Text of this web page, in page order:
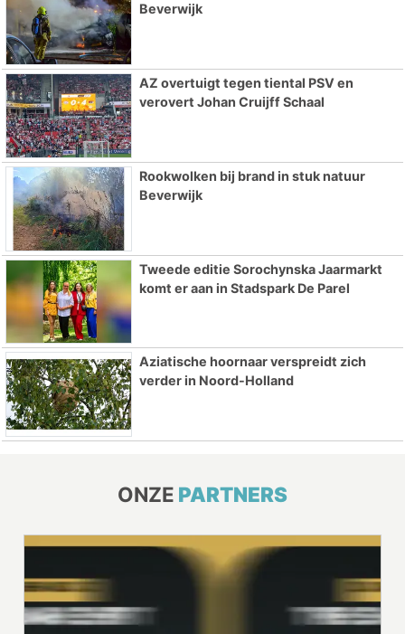
Beverwijk
AZ overtuigt tegen tiental PSV en
verovert Johan Cruijff Schaal
Rookwolken bij brand in stuk natuur
Beverwijk
Tweede editie Sorochynska Jaarmarkt
komt er aan in Stadspark De Parel
Aziatische hoornaar verspreidt zich
verder in Noord-Holland
ONZE PARTNERS